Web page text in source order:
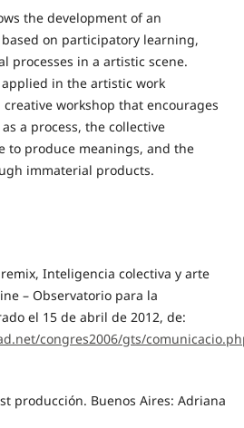
the development of an
on participatory learning,
processes in a artistic scene.
in the artistic work
creative workshop that encourages
a process, the collective
to produce meanings, and the
immaterial products.
Inteligencia colectiva y arte
– Observatorio para la
el 15 de abril de 2012, de:
congres2006/gts/
producción. Buenos Aires: Adriana